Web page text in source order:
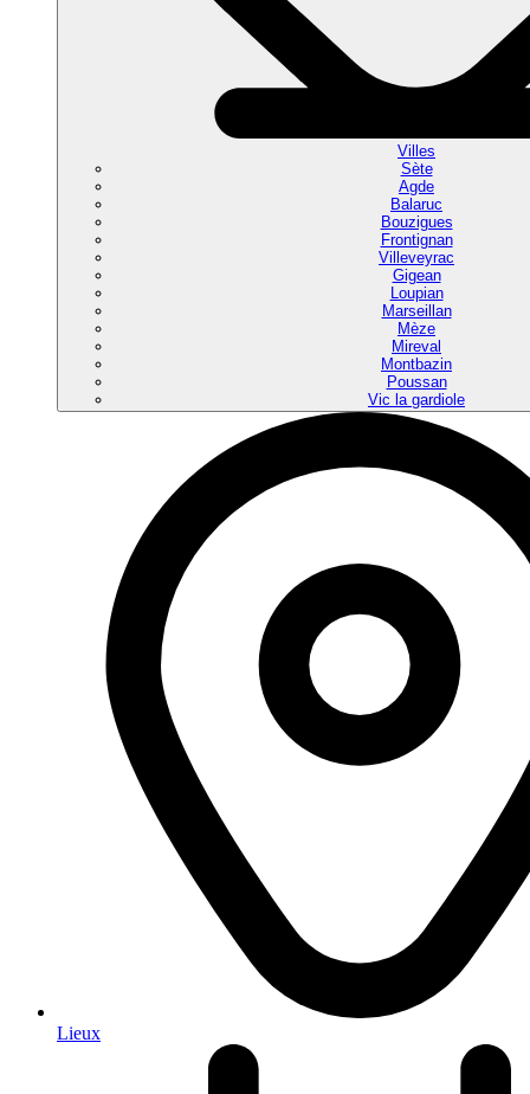
Villes
Sète
Agde
Balaruc
Bouzigues
Frontignan
Villeveyrac
Gigean
Loupian
Marseillan
Mèze
Mireval
Montbazin
Poussan
Vic la gardiole
Lieux